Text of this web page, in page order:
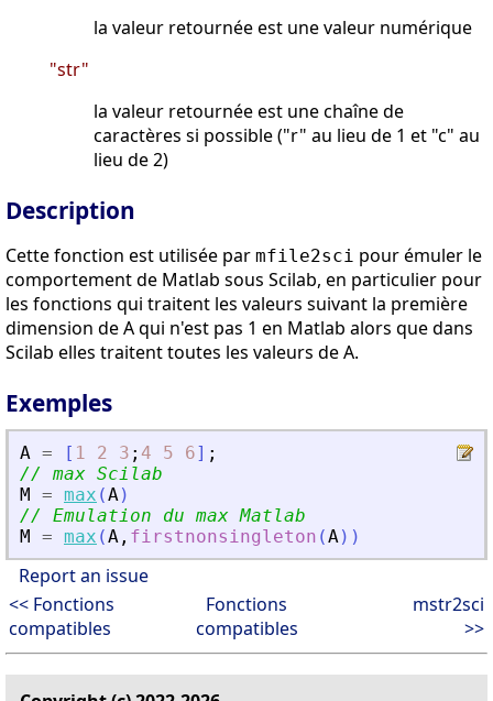
la valeur retournée est une valeur numérique
"str"
la valeur retournée est une chaîne de
caractères si possible ("r" au lieu de 1 et "c" au
lieu de 2)
Description
Cette fonction est utilisée par mfile2sci pour émuler le
comportement de Matlab sous Scilab, en particulier pour
les fonctions qui traitent les valeurs suivant la première
dimension de A qui n'est pas 1 en Matlab alors que dans
Scilab elles traitent toutes les valeurs de A.
Exemples
A = [ 1 2 3 ; 4 5 6] ;
// max Scilab
M = max (A)
// Emulation du max Matlab
M = max (A , firstnonsingleton (A) )
Report an issue
<< Fonctions
compatibles
Fonctions
compatibles
mstr2sci
>>